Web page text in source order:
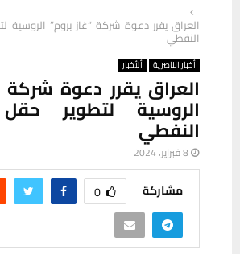
العراق يقرر دعوة شركة “غاز بروم” الروسية
النفطي
أخبار الناصرية ألأخبار
العراق يقرر دعوة شركة
الروسية لتطوير حقل
النفطي
8 فبراير، 2024
مشاركة 0